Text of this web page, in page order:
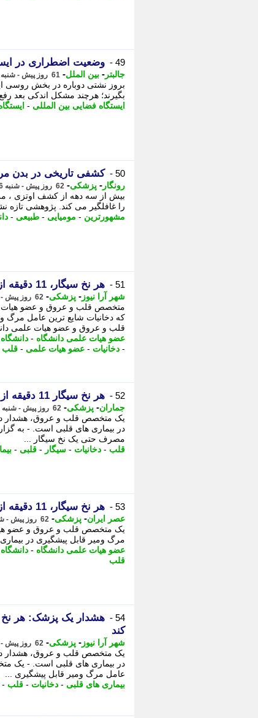
49 - وضعیت اضطراری در
جالبتر - بین الملل- 61 روز پیش - شنبه 16 خرداد 1405، 19:17
بروز نشتی دوباره در بخش روسی
بگیرند؛ هرچند مشکل اندکی بعد
ایستگاه فضایی بین المللی -
50 - کشفی تاریخی در بدن
رونگار - پزشکی- 62 روز پیش - شنبه 16 خرداد 1405، 12:48
را غافلگیر می کند. پژوهشی تازه
مشهورترین - مومیایی - طبیعی -
51 - هر نخ سیگار، 11 دقیقه از عمر انسان می کاهد
شهر آرا نیوز - پزشکی- 62 روز پیش - شنبه 16 خرداد 1405، 11:48
متخصص قلب و عروق و عضو هیات
که دخانیات شایع ترین عامل
قلب و عروق و عضو هیات علمی
عضو هیات علمی دانشگاه -
- دخانیات - عضو هیات علمی - قلب
52 - هر نخ سیگار 11 دقیقه از عمر انسان کم می کند
جماران- پزشکی- 62 روز پیش - شنبه 16 خرداد 1405، 11:25
یک متخصص قلب و عروق، هشدار
در بیماری های قلبی است. - به
مصرف حتی یک نخ سیگار ...
قلب - دخانیات - سیگار - قلبی -
53 - هر نخ سیگار، 11 دقیقه از عمر انسان می کاهد
عصر ایران- پزشکی- 62 روز پیش - شنبه 16 خرداد 1405، 09:35
یک متخصص قلب و عروق و عضو
مرگ ومیر قابل پیشگیری در
عضو هیات علمی دانشگاه -
قلب
54 -
کند
شهر آرا نیوز - پزشکی- 62 روز پیش - جمعه 15 خرداد 1405، 21:57
یک متخصص قلب و عروق، هشدار
در بیماری های قلبی است. - یک
عامل مرگ ومیر قابل پیشگیری ...
بیماری های قلبی - دخانیات - قلب -